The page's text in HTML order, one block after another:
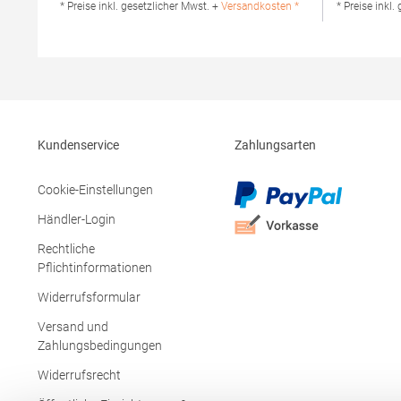
XT902Hersteller: printwear.eu GmbH & Co.
* Preise inkl. gesetzlicher Mwst. + Versandkosten * * Preise inkl.
Kundenservice
Cookie-Einstellungen
Händler-Login
Rechtliche
Pflichtinformationen
Widerrufsformular
Versand und
Zahlungsbedingungen
Widerrufsrecht
Zahlungsarten